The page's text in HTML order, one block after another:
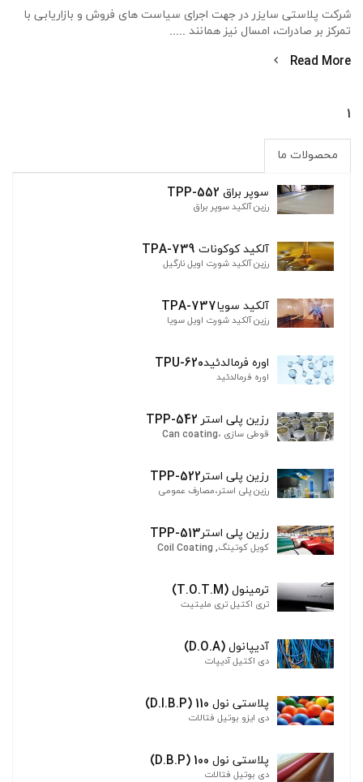
شرکت پلاستی سایزر در جهت اجرای سیاست های فروش و بازاریابی با
تمرکز بر صادرات، امسال نیز همانند .....
Read More
1
محصولات ما
سوپر براق TPP-552
رزین آلکید سوپر براق
آلکید کوکونات TPA-739
رزین آلکید شورت اویل نارگیل
آلکید سویاTPA-737
رزین آلکید شورت اویل سویا
اوره فرمالدئیدTPU-620
اوره فرمالدئید
رزین پلی استر TPP-542
قوطی سازی ،Can coating
رزین پلی استرTPP-522
رزین پلی استر،مصارف عمومی
رزین پلی استرTPP-513
کویل کوتینگ, Coil Coating
ترمینول (T.O.T.M)
تری اکتیل تری ملیتیت
آدیپانول (D.O.A)
دی اکتیل آدیپات
پلاستی نول 110 (D.I.B.P)
دی ایزو بوتیل فتالات
پلاستی نول 100 (D.B.P)
دی بوتیل فتالات